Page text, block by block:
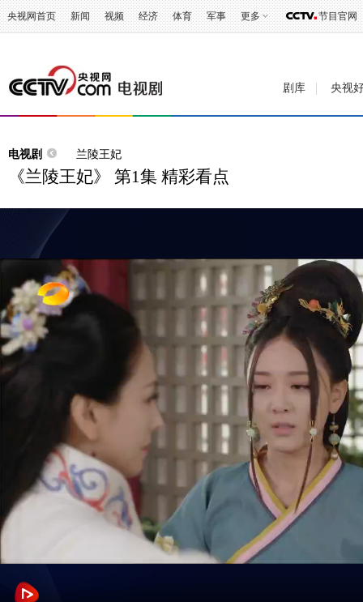
央视网首页 新闻 视频 经济 体育 军事 更多 节目官网
剧库 央视
电视剧 兰陵王妃
《兰陵王妃》 第1集 精彩看点